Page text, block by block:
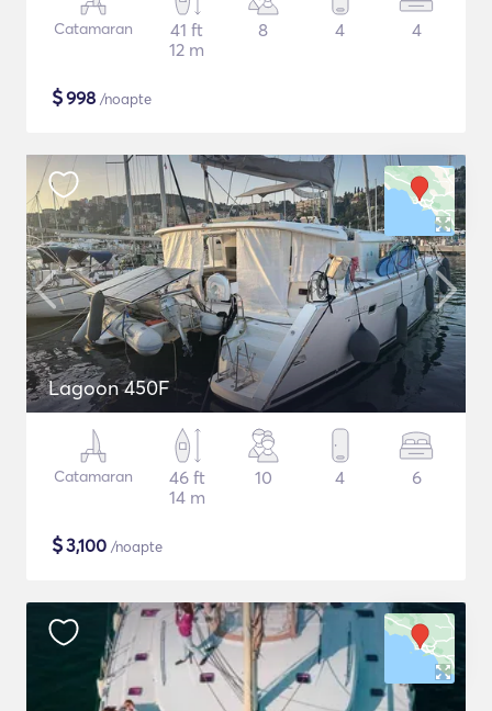
Catamaran
41 ft
12 m
8 4 4
$998 /noapte
Lagoon 450F
Catamaran
46 ft
14 m
10 4 6
$3,100 /noapte